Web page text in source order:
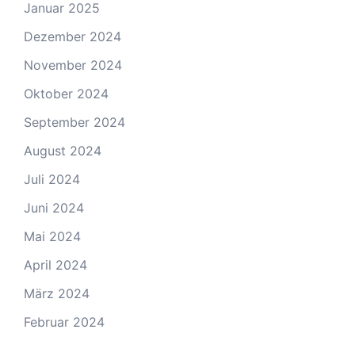
Januar 2025
Dezember 2024
November 2024
Oktober 2024
September 2024
August 2024
Juli 2024
Juni 2024
Mai 2024
April 2024
März 2024
Februar 2024